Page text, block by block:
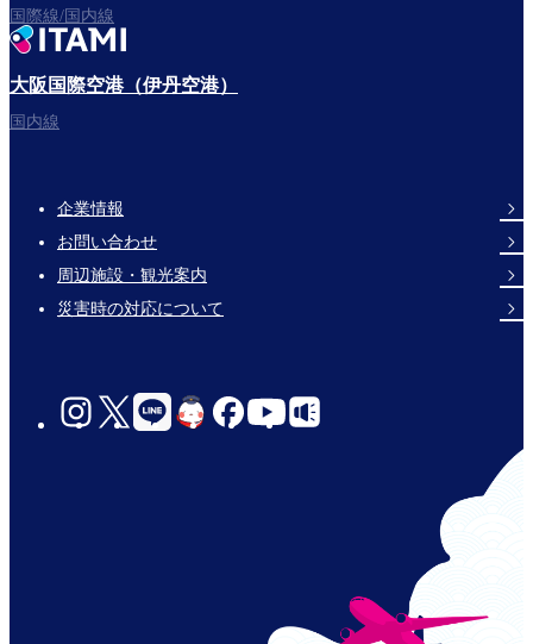
国際線/国内線
大阪国際空港（伊丹空港）
国内線
Footer
Links
企業情報
お問い合わせ
周辺施設・観光案内
災害時の対応について
social-